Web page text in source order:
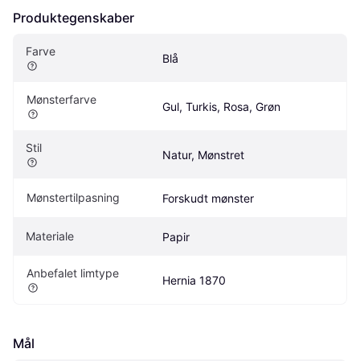
Produktegenskaber
Farve
Blå
Mønsterfarve
Gul, Turkis, Rosa, Grøn
Stil
Natur, Mønstret
Mønstertilpasning Forskudt mønster
Materiale Papir
Anbefalet limtype
Hernia 1870
Mål